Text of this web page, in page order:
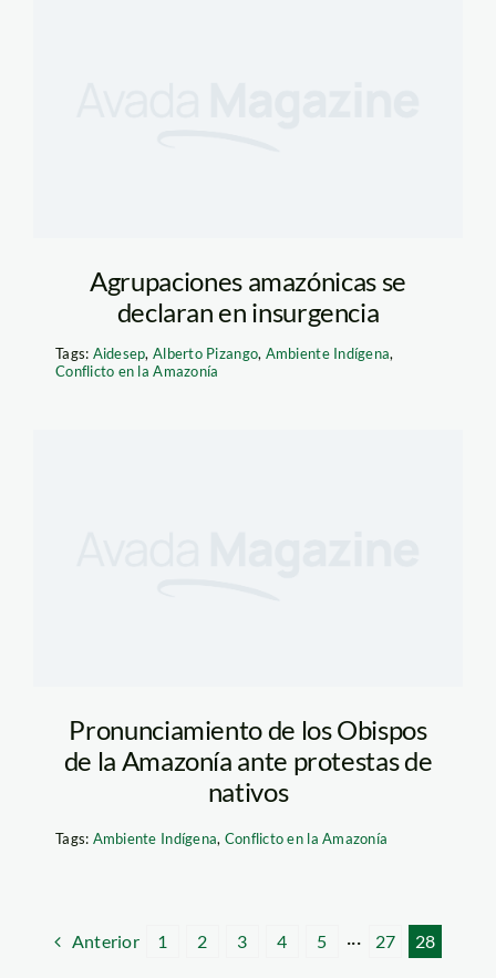
Agrupaciones amazónicas se
declaran en insurgencia
Tags: Aidesep,Alberto Pizango, Ambiente Indígena,
Conflicto en la Amazonía
Pronunciamiento de los Obispos
de la Amazonía ante protestas de
nativos
Tags: Ambiente Indígena, Conflicto en la Amazonía
Anterior 1 2 3 4 5 ··· 27 28